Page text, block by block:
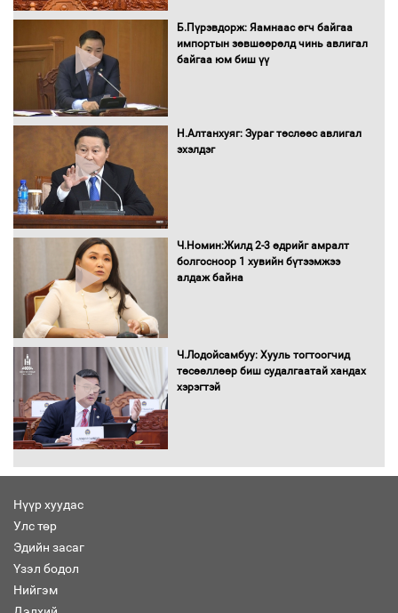
орчныг бүрдүүллээ
баримт
Б.Пүрэвдорж: Яамнаас өгч байгаа
импортын зөвшөөрөлд чинь авлигал
байгаа юм биш үү
Н.Алтанхуяг: Зураг төслөөс авлигал
эхэлдэг
Ч.Номин:Жилд 2-3 өдрийг амралт
болгосноор 1 хувийн бүтээмжээ
алдаж байна
Ч.Лодойсамбуу: Хууль тогтоогчид
төсөөллөөр биш судалгаатай хандах
хэрэгтэй
Нүүр хуудас
Улс төр
Эдийн засаг
Үзэл бодол
Нийгэм